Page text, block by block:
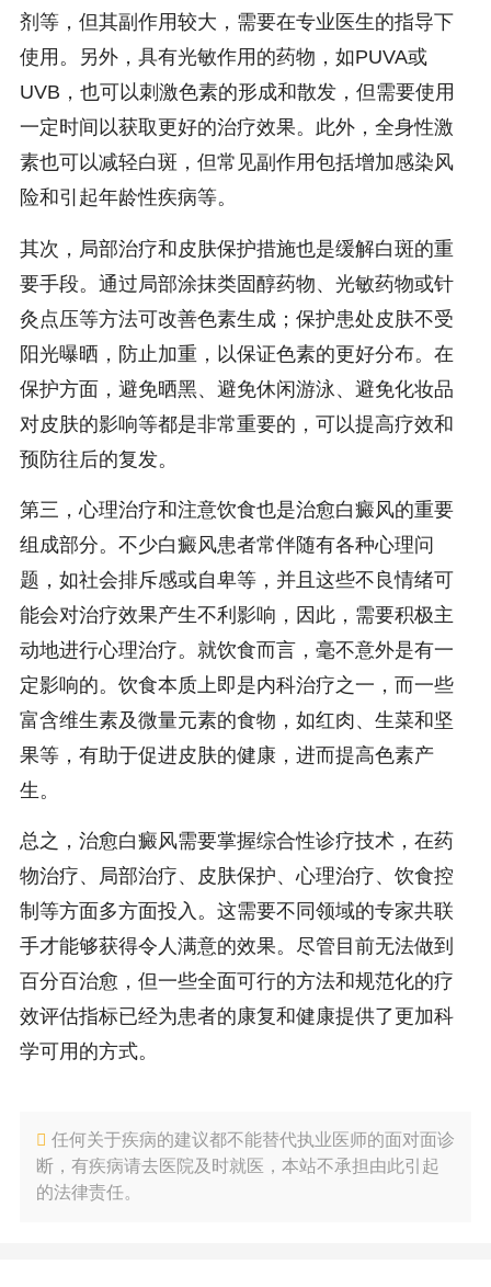
剂等，但其副作用较大，需要在专业医生的指导下
使用。另外，具有光敏作用的药物，如PUVA或
UVB，也可以刺激色素的形成和散发，但需要使用
一定时间以获取更好的治疗效果。此外，全身性激
素也可以减轻白斑，但常见副作用包括增加感染风
险和引起年龄性疾病等。
其次，局部治疗和皮肤保护措施也是缓解白斑的重
要手段。通过局部涂抹类固醇药物、光敏药物或针
灸点压等方法可改善色素生成；保护患处皮肤不受
阳光曝晒，防止加重，以保证色素的更好分布。在
保护方面，避免晒黑、避免休闲游泳、避免化妆品
对皮肤的影响等都是非常重要的，可以提高疗效和
预防往后的复发。
第三，心理治疗和注意饮食也是治愈白癜风的重要
组成部分。不少白癜风患者常伴随有各种心理问
题，如社会排斥感或自卑等，并且这些不良情绪可
能会对治疗效果产生不利影响，因此，需要积极主
动地进行心理治疗。就饮食而言，毫不意外是有一
定影响的。饮食本质上即是内科治疗之一，而一些
富含维生素及微量元素的食物，如红肉、生菜和坚
果等，有助于促进皮肤的健康，进而提高色素产
生。
总之，治愈白癜风需要掌握综合性诊疗技术，在药
物治疗、局部治疗、皮肤保护、心理治疗、饮食控
制等方面多方面投入。这需要不同领域的专家共联
手才能够获得令人满意的效果。尽管目前无法做到
百分百治愈，但一些全面可行的方法和规范化的疗
效评估指标已经为患者的康复和健康提供了更加科
学可用的方式。
任何关于疾病的建议都不能替代执业医师的面对面诊
断，有疾病请去医院及时就医，本站不承担由此引起
的法律责任。